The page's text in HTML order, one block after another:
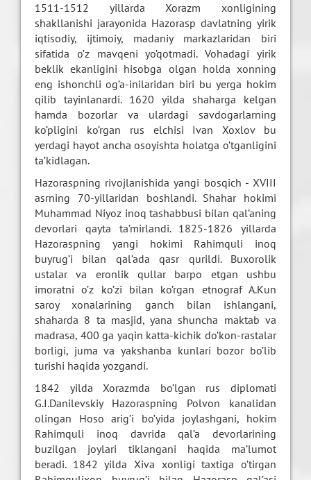
1511-1512 yillarda Xorazm xonligining
shakllanishi jarayonida Hazorasp davlatning yirik
iqtisodiy, ijtimoiy, madaniy markazlaridan biri
sifatida o’z mavqeni yo’qotmadi. Vohadagi yirik
beklik ekanligini hisobga olgan holda xonning
eng ishonchli og’a-inilaridan biri bu yerga hokim
qilib tayinlanardi. 1620 yilda shaharga kelgan
hamda bozorlar va ulardagi savdogarlarning
ko’pligini ko’rgan rus elchisi Ivan Xoxlov bu
yerdagi hayot ancha osoyishta holatga o’tganligini
ta’kidlagan.
Hazoraspning rivojlanishida yangi bosqich - XVIII
asrning 70-yillaridan boshlandi. Shahar hokimi
Muhammad Niyoz inoq tashabbusi bilan qal’aning
devorlari qayta ta’mirlandi. 1825-1826 yillarda
Hazoraspning yangi hokimi Rahimquli inoq
buyrug’i bilan qal’ada qasr qurildi. Buxorolik
ustalar va eronlik qullar barpo etgan ushbu
imoratni o’z ko’zi bilan ko’rgan etnograf A.Kun
saroy xonalarining ganch bilan ishlangani,
shaharda 8 ta masjid, yana shuncha maktab va
madrasa, 400 ga yaqin katta-kichik do’kon-rastalar
borligi, juma va yakshanba kunlari bozor bo’lib
turishi haqida yozgandi.
1842 yilda Xorazmda bo’lgan rus diplomati
G.I.Danilevskiy Hazoraspning Polvon kanalidan
olingan Hoso arig’i bo’yida joylashgani, hokim
Rahimquli inoq davrida qal’a devorlarining
buzilgan joylari tiklangani haqida ma’lumot
beradi. 1842 yilda Xiva xonligi taxtiga o’tirgan